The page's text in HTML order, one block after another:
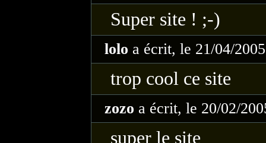
Super site ! ;-)
lolo a écrit, le 21/04/
trop cool ce site
zozo a écrit, le 20/02/
super le site